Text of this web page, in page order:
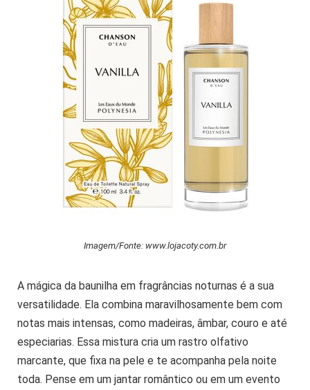
Imagem/Fonte: www.lojacoty.com.br
A mágica da baunilha em fragrâncias noturnas é a sua
versatilidade. Ela combina maravilhosamente bem com
notas mais intensas, como madeiras, âmbar, couro e até
especiarias. Essa mistura cria um rastro olfativo
marcante, que fixa na pele e te acompanha pela noite
toda. Pense em um jantar romântico ou em um evento